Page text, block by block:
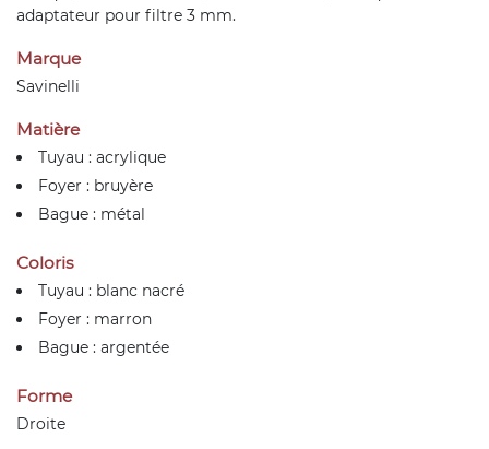
adaptateur pour filtre 3 mm.
Marque
Savinelli
Matière
Tuyau : acrylique
Foyer : bruyère
Bague : métal
Coloris
Tuyau : blanc nacré
Foyer : marron
Bague : argentée
Forme
Droite